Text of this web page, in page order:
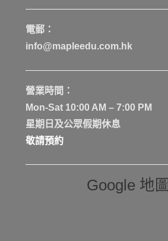
電郵：
info@mapleedu.com.hk
營業時間：
Mon-Sat 10:00 AM – 7:00 PM
星期日及公眾假期休息
敬請預約
Google 地圖